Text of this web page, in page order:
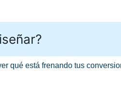
qué está frenando tus